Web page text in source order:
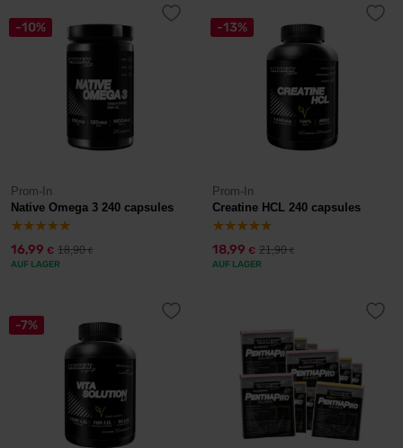
-10%
Prom-In
Native Omega 3 240 capsules
16,99 € 18,90€
AUF LAGER
-13%
Prom-In
Creatine HCL 240 capsules
18,99 € 21,90€
AUF LAGER
-7%